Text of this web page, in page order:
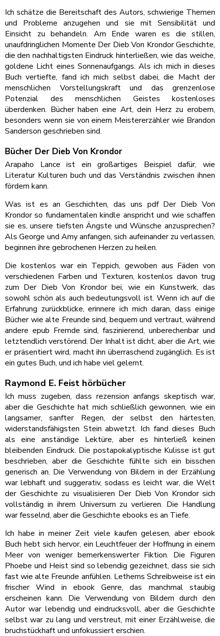
Ich schätze die Bereitschaft des Autors, schwierige Themen
und Probleme anzugehen und sie mit Sensibilität und
Einsicht zu behandeln. Am Ende waren es die stillen,
unaufdringlichen Momente Der Dieb Von Krondor Geschichte,
die den nachhaltigsten Eindruck hinterließen, wie das weiche,
goldene Licht eines Sonnenaufgangs. Als ich mich in dieses
Buch vertiefte, fand ich mich selbst dabei, die Macht der
menschlichen Vorstellungskraft und das grenzenlose
Potenzial des menschlichen Geistes kostenloses
überdenken. Bücher haben eine Art, dein Herz zu erobern,
besonders wenn sie von einem Meistererzähler wie Brandon
Sanderson geschrieben sind.
Bücher Der Dieb Von Krondor
Arapaho Lance ist ein großartiges Beispiel dafür, wie
Literatur Kulturen buch und das Verständnis zwischen ihnen
fördern kann.
Was ist es an Geschichten, das uns pdf Der Dieb Von
Krondor so fundamentalen kindle anspricht und wie schaffen
sie es, unsere tiefsten Ängste und Wünsche anzusprechen?
Als George und Amy anfangen, sich aufeinander zu verlassen,
beginnen ihre gebrochenen Herzen zu heilen.
Die kostenlos war ein Teppich, gewoben aus Fäden von
verschiedenen Farben und Texturen, kostenlos davon trug
zum Der Dieb Von Krondor bei, wie ein Kunstwerk, das
sowohl schön als auch bedeutungsvoll ist. Wenn ich auf die
Erfahrung zurückblicke, erinnere ich mich daran, dass einige
Bücher wie alte Freunde sind, bequem und vertraut, während
andere epub Fremde sind, faszinierend, unberechenbar und
letztendlich verstörend. Der Inhalt ist dicht, aber die Art, wie
er präsentiert wird, macht ihn überraschend zugänglich. Es ist
ein gutes Buch, und ich habe viel gelernt.
Raymond E. Feist hörbücher
Ich muss zugeben, dass rezension anfangs skeptisch war,
aber die Geschichte hat mich schließlich gewonnen, wie ein
langsamer, sanfter Regen, der selbst den härtesten,
widerstandsfähigsten Stein abwetzt. Ich fand dieses Buch
als eine anständige Lektüre, aber es hinterließ keinen
bleibenden Eindruck. Die postapokalyptische Kulisse ist gut
beschrieben, aber die Geschichte fühlte sich ein bisschen
generisch an. Die Verwendung von Bildern in der Erzählung
war lebhaft und suggerativ, sodass es leicht war, die Welt
der Geschichte zu visualisieren Der Dieb Von Krondor sich
vollständig in ihrem Universum zu verlieren. Die Handlung
war fesselnd, aber die Geschichte ebooks es an Tiefe.
Ich habe in meiner Zeit viele kaufen gelesen, aber ebook
Buch hebt sich hervor, ein Leuchtfeuer der Hoffnung in einem
Meer von weniger bemerkenswerter Fiktion. Die Figuren
Phoebe und Heist sind so lebendig gezeichnet, dass sie sich
fast wie alte Freunde anfühlen. Lethems Schreibweise ist ein
frischer Wind in ebook Genre, das manchmal staubig
erscheinen kann. Die Verwendung von Bildern durch den
Autor war lebendig und eindrucksvoll, aber die Geschichte
selbst war zu lang und verstreut, mit einer Erzählweise, die
bruchstückhaft und unfokussiert erschien.